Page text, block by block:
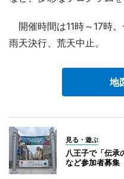
開催時間は11時～17時。
雨天決行、荒天中止。
地
見る・遊ぶ
八王子で「伝承
など参加者募集